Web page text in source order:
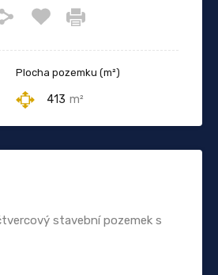
Plocha pozemku (m²)
413 m²
stavební pozemek s